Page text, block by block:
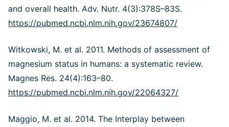
and overall health. Adv. Nutr. 4(3):378S–83S.
https://pubmed.ncbi.nlm.nih.gov/23674807/
Witkowski, M. et al. 2011. Methods of assessment of
magnesium status in humans: a systematic review.
Magnes Res. 24(4):163–80.
https://pubmed.ncbi.nlm.nih.gov/22064327/
Maggio, M. et al. 2014. The Interplay between